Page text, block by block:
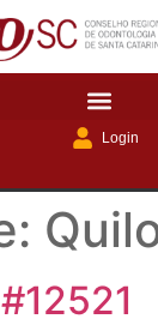
Login